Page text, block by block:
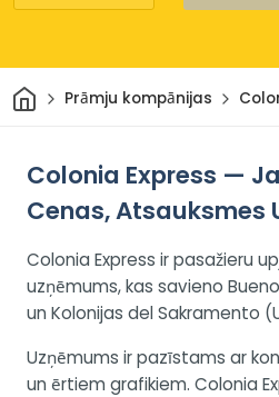
Sākums
Prāmju kompānijas
Colonia Express —
Cenas, Atsauksmes
Colonia Express ir pasažieru
uzņēmums, kas savieno
un Kolonijas del Sakramento
Uzņēmums ir pazīstams ar
un ērtiem grafikiem. Colonia